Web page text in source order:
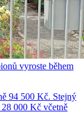
vyroste během
94 500 Kč. Stejný
000 Kč včetně